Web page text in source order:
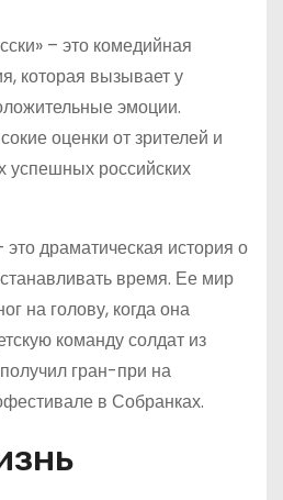
– это комедийная
которая вызывает у
эмоции.
оценки от зрителей и
успешных российских
драматическая история о
время. Ее мир
на голову, когда она
команду солдат из
гран-при на
в Собранках.